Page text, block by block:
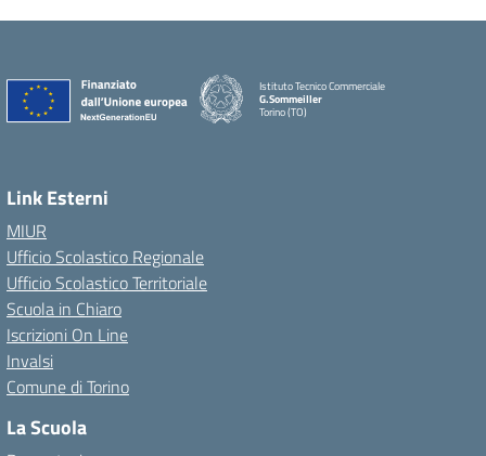
Istituto Tecnico Commerciale
G.Sommeiller
Torino (TO)
Link Esterni
MIUR
Ufficio Scolastico Regionale
Ufficio Scolastico Territoriale
Scuola in Chiaro
Iscrizioni On Line
Invalsi
Comune di Torino
La Scuola